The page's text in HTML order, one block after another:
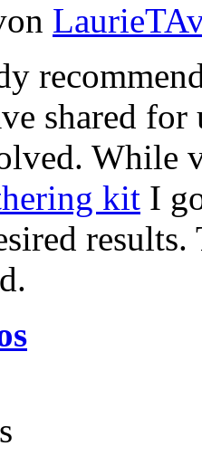
shared for
While
kit I
results.